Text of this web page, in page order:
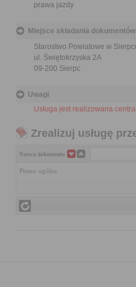
prawa jazdy
Miejsce składania dokumentów
Starostwo Powiatowe w
ul. Świętokrzyska 2A
09-200 Sierpc
Uwagi
Usługa jest realizowana
Zrealizuj usługę
Nazwa dokumentu
Pismo ogólne